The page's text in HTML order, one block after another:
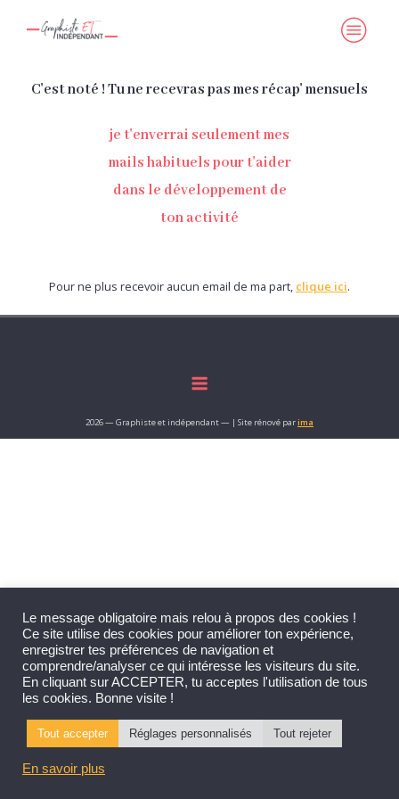
C'est noté ! Tu ne recevras pas mes récap' mensuels
je t'enverrai seulement mes
mails habituels pour t'aider
dans le développement de
ton activité
Pour ne plus recevoir aucun email de ma part, clique ici.
2026 — Graphiste et indépendant — | Site rénové parima
Le message obligatoire mais relou à propos des cookies !
Ce site utilise des cookies pour améliorer ton expérience,
enregistrer tes préférences de navigation et
comprendre/analyser ce qui intéresse les visiteurs du site.
En cliquant sur ACCEPTER, tu acceptes l'utilisation de tous
les cookies. Bonne visite !
Tout accepter Réglages personnalisés Tout rejeter
En savoir plus